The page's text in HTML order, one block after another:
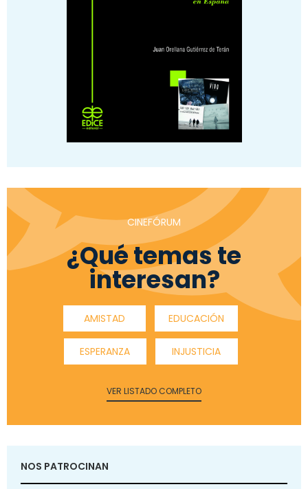
CINEFÓRUM
¿Qué temas te
interesan?
AMISTAD EDUCACIÓN
ESPERANZA INJUSTICIA
VER LISTADO COMPLETO
NOS PATROCINAN